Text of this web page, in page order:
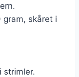
gram, skåret i
strimler.